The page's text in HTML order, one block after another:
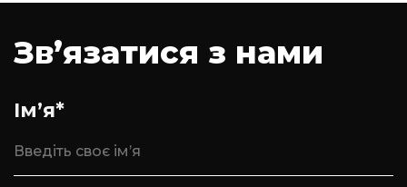
Зв’язатися з нами
Ім’я*